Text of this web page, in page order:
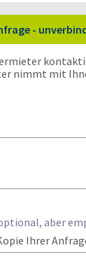
-
nimmt mit
aber
Ihrer